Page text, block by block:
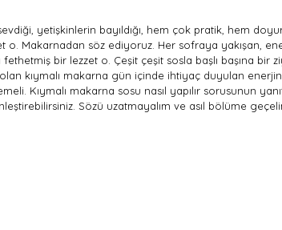
yetişkinlerin bayıldığı, hem çok pratik, hem
Makarnadan söz ediyoruz. Her sofraya yakışan,
bir lezzet o. Çeşit çeşit sosla başlı başına
kıymalı makarna gün içinde ihtiyaç duyulan
Kıymalı makarna sosu nasıl yapılır sorusunun
Sözü uzatmayalım ve asıl bölüme